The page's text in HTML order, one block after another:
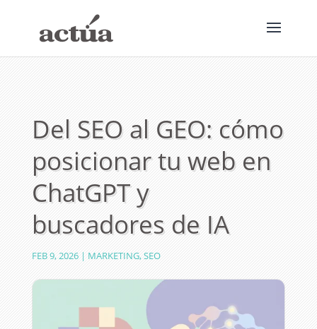
Del SEO al GEO: cómo
posicionar tu web en
ChatGPT y
buscadores de IA
FEB 9, 2026| MARKETING,SEO